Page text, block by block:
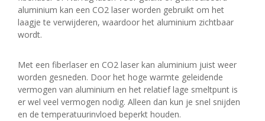
aluminium kan een CO2 laser worden gebruikt om het
laagje te verwijderen, waardoor het aluminium zichtbaar
wordt.
Met een fiberlaser en CO2 laser kan aluminium juist weer
worden gesneden. Door het hoge warmte geleidende
vermogen van aluminium en het relatief lage smeltpunt is
er wel veel vermogen nodig. Alleen dan kun je snel snijden
en de temperatuurinvloed beperkt houden.